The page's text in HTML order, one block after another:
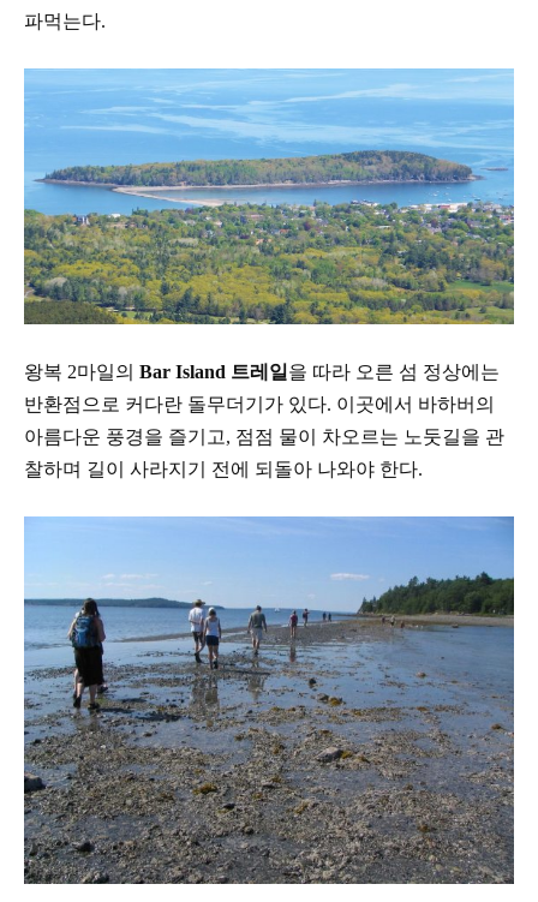
파먹는다.
왕복 2마일의 Bar Island 트레일 을 따라 오른 섬 정상에는
반환점으로 커다란 돌무더기가 있다. 이곳에서 바하버의
아름다운 풍경을 즐기고, 점점 물이 차오르는 노둣길을 관
찰하며 길이
사라지기 전에 되돌아 나와야 한다.